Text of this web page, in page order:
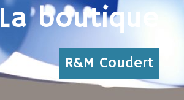
La boutique
R&M Coudert